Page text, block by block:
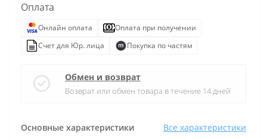
Основные характеристики Все характеристики
Оплата
Онлайн оплата
Оплата при получении
Счет для Юр. лица
Покупка по частям
Обмен и возврат
Возврат или обмен товара в течение 14 дней